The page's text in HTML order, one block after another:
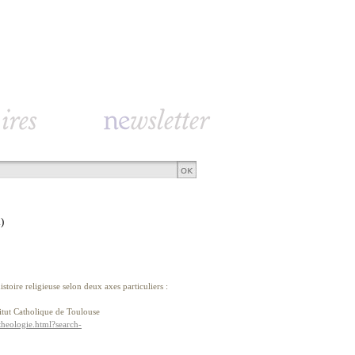
religieuse selon deux axes particuliers :
Catholique de Toulouse